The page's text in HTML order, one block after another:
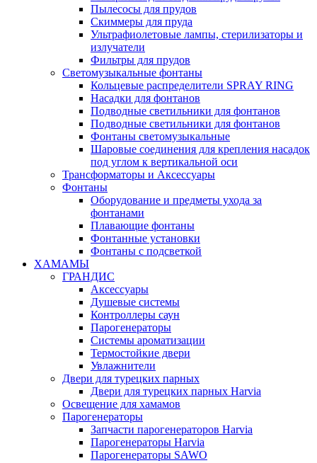
Пылесосы для прудов
Скиммеры для пруда
Ультрафиолетовые лампы, стерилизаторы и
излучатели
Фильтры для прудов
Светомузыкальные фонтаны
Кольцевые распределители SPRAY RING
Насадки для фонтанов
Подводные светильники для фонтанов
Подводные светильники для фонтанов
Фонтаны светомузыкальные
Шаровые соединения для крепления насадок
под углом к вертикальной оси
Трансформаторы и Аксессуары
Фонтаны
Оборудование и предметы ухода за
фонтанами
Плавающие фонтаны
Фонтанные установки
Фонтаны с подсветкой
ХАМАМЫ
ГРАНДИС
Аксессуары
Душевые системы
Контроллеры саун
Парогенераторы
Системы ароматизации
Термостойкие двери
Увлажнители
Двери для турецких парных
Двери для турецких парных Harvia
Освещение для хамамов
Парогенераторы
Запчасти парогенераторов Harvia
Парогенераторы Harvia
Парогенераторы SAWO